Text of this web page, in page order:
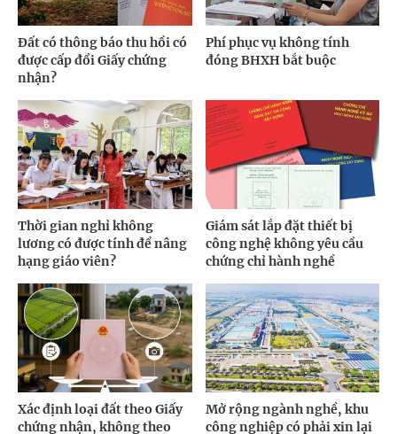
Đất có thông báo thu hồi có
được cấp đổi Giấy chứng
nhận?
Phí phục vụ không tính
đóng BHXH bắt buộc
Thời gian nghỉ không
lương có được tính để nâng
hạng giáo viên?
Giám sát lắp đặt thiết bị
công nghệ không yêu cầu
chứng chỉ hành nghề
Xác định loại đất theo Giấy
chứng nhận, không theo
Mở rộng ngành nghề, khu
công nghiệp có phải xin lại